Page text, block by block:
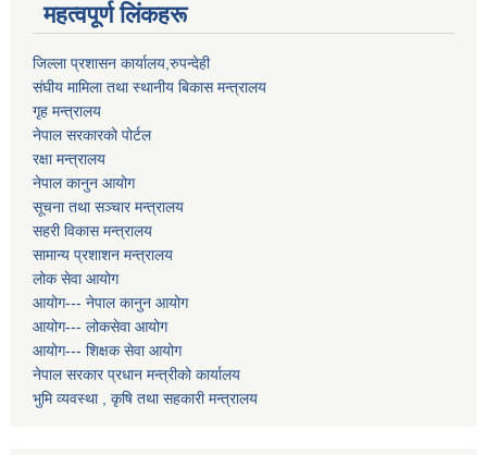
महत्वपूर्ण लिंकहरू
जिल्ला प्रशासन कार्यालय,रुपन्देही
संघीय मामिला तथा स्थानीय बिकास मन्त्रालय
गृह मन्त्रालय
नेपाल सरकारको पोर्टल
रक्षा मन्त्रालय
नेपाल कानुन आयोग
सूचना तथा सञ्चार मन्त्रालय
सहरी विकास मन्त्रालय
सामान्य प्रशाशन मन्त्रालय
लोक सेवा आयोग
आयोग--- नेपाल कानुन आयोग
आयोग--- लोकसेवा आयोग
आयोग--- शिक्षक सेवा आयोग
नेपाल सरकार प्रधान मन्त्रीको कार्यालय
भुमि व्यवस्था , कृषि तथा सहकारी मन्त्रालय